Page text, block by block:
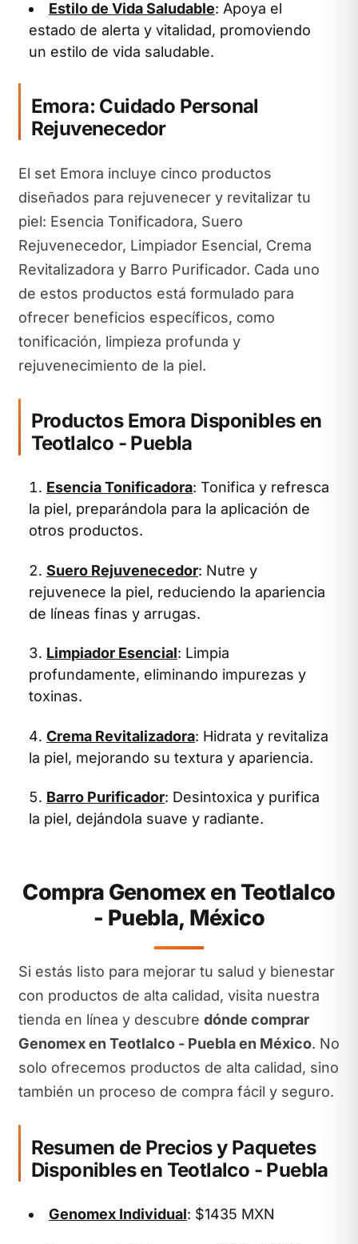
Estilo de Vida Saludable: Apoya el
estado de alerta y vitalidad, promoviendo
un estilo de vida saludable.
Emora: Cuidado Personal
Rejuvenecedor
El set Emora incluye cinco productos
diseñados para rejuvenecer y revitalizar tu
piel: Esencia Tonificadora, Suero
Rejuvenecedor, Limpiador Esencial, Crema
Revitalizadora y Barro Purificador. Cada uno
de estos productos está formulado para
ofrecer beneficios específicos, como
tonificación, limpieza profunda y
rejuvenecimiento de la piel.
Productos Emora Disponibles en
Teotlalco - Puebla
Esencia Tonificadora: Tonifica y refresca
la piel, preparándola para la aplicación de
otros productos.
Suero Rejuvenecedor: Nutre y
rejuvenece la piel, reduciendo la apariencia
de líneas finas y arrugas.
Limpiador Esencial: Limpia
profundamente, eliminando impurezas y
toxinas.
Crema Revitalizadora: Hidrata y revitaliza
la piel, mejorando su textura y apariencia.
Barro Purificador: Desintoxica y purifica
la piel, dejándola suave y radiante.
Compra Genomex en Teotlalco
- Puebla, México
Si estás listo para mejorar tu salud y bienestar
con productos de alta calidad, visita nuestra
tienda en línea y descubre dónde comprar
Genomex en Teotlalco - Puebla en México. No
solo ofrecemos productos de alta calidad, sino
también un proceso de compra fácil y seguro.
Resumen de Precios y Paquetes
Disponibles en Teotlalco - Puebla
Genomex Individual: $1435 MXN